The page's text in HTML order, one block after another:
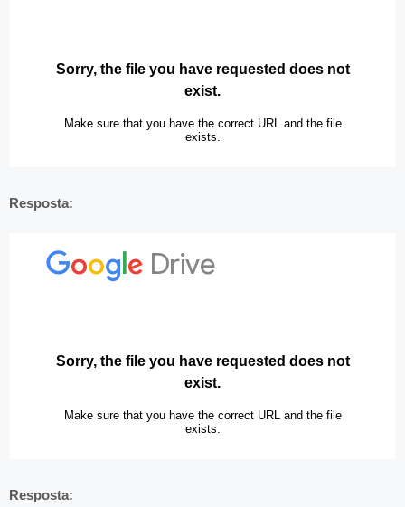
Resposta:
Resposta: